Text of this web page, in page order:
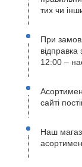
тих чи
При
відправка
12:00 –
сайті
Наш